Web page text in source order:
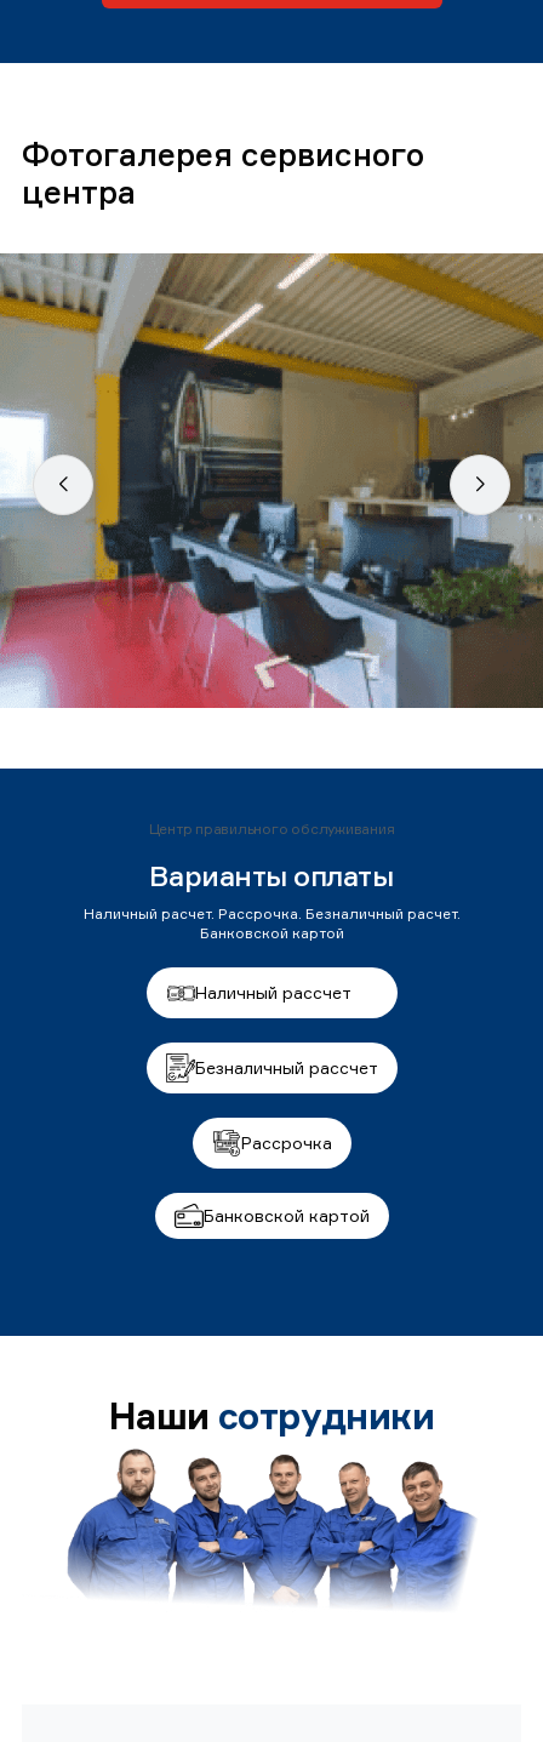
Фотогалерея сервисного
центра
Центр правильного обслуживания
Варианты оплаты
Наличный расчет. Рассрочка. Безналичный расчет.
Банковской картой
Наличный рассчет
Безналичный рассчет
Рассрочка
Банковской картой
Наши сотрудники